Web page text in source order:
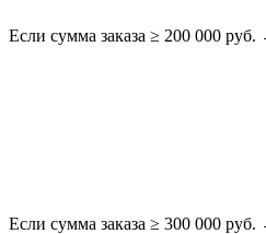
Если сумма заказа ≥ 200 000
Если сумма заказа ≥ 300 000